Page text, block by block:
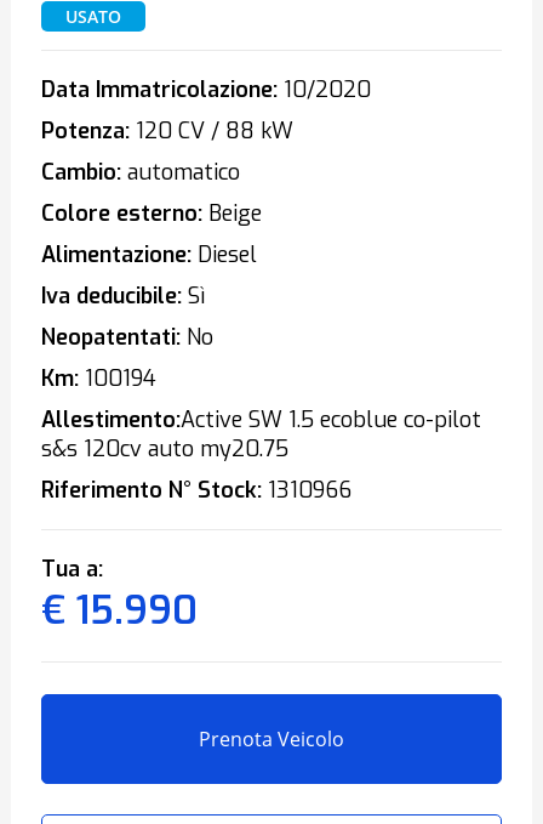
USATO
Data Immatricolazione:10/2020
Potenza:120 CV / 88 kW
Cambio:automatico
Colore esterno:Beige
Alimentazione:Diesel
Iva deducibile:Sì
Neopatentati:No
Km:100194
Allestimento:Active SW 1.5 ecoblue co-pilot
s&s 120cv auto my20.75
Riferimento N° Stock:1310966
Tua a:
€ 15.990
Prenota Veicolo